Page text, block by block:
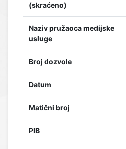
(skraćeno)
Naziv pružaoca medijske
usluge
Broj dozvole
Datum
Matični broj
PIB